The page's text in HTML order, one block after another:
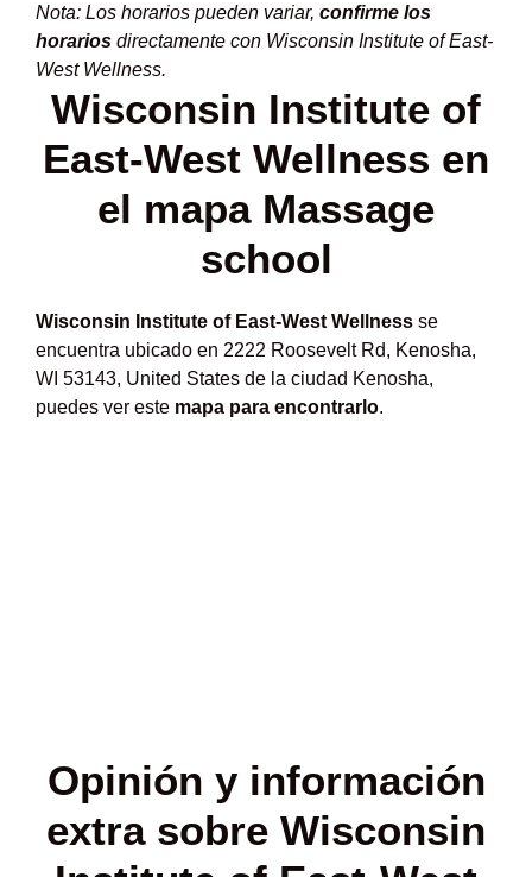
Nota: Los horarios pueden variar, confirme los
horarios directamente con Wisconsin Institute of East-
West Wellness.
Wisconsin Institute of
East-West Wellness en
el mapa Massage
school
Wisconsin Institute of East-West Wellness se
encuentra ubicado en 2222 Roosevelt Rd, Kenosha,
WI 53143, United States de la ciudad Kenosha,
puedes ver este mapa para encontrarlo.
Opinión y información
extra sobre Wisconsin